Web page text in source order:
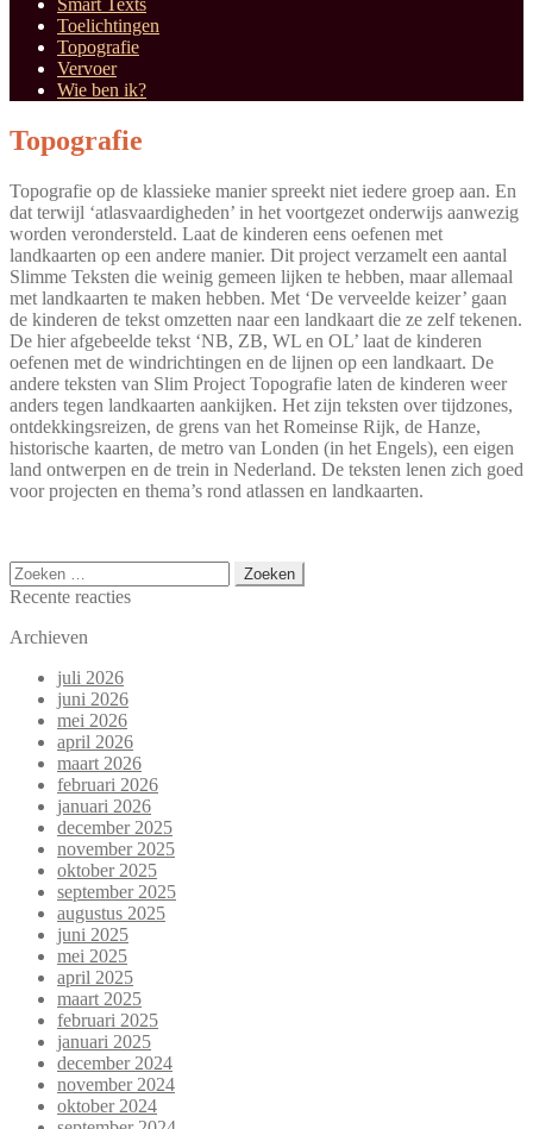
Smart Texts
Toelichtingen
Topografie
Vervoer
Wie ben ik?
Topografie
Topografie op de klassieke manier spreekt niet iedere groep aan. En
dat terwijl ‘atlasvaardigheden’ in het voortgezet onderwijs aanwezig
worden verondersteld. Laat de kinderen eens oefenen met
landkaarten op een andere manier. Dit project verzamelt een aantal
Slimme Teksten die weinig gemeen lijken te hebben, maar allemaal
met landkaarten te maken hebben. Met ‘De verveelde keizer’ gaan
de kinderen de tekst omzetten naar een landkaart die ze zelf tekenen.
De hier afgebeelde tekst ‘NB, ZB, WL en OL’ laat de kinderen
oefenen met de windrichtingen en de lijnen op een landkaart. De
andere teksten van Slim Project Topografie laten de kinderen weer
anders tegen landkaarten aankijken. Het zijn teksten over tijdzones,
ontdekkingsreizen, de grens van het Romeinse Rijk, de Hanze,
historische kaarten, de metro van Londen (in het Engels), een eigen
land ontwerpen en de trein in Nederland. De teksten lenen zich goed
voor projecten en thema’s rond atlassen en landkaarten.
Zoeken
naar:
Recente reacties
Archieven
juli 2026
juni 2026
mei 2026
april 2026
maart 2026
februari 2026
januari 2026
december 2025
november 2025
oktober 2025
september 2025
augustus 2025
juni 2025
mei 2025
april 2025
maart 2025
februari 2025
januari 2025
december 2024
november 2024
oktober 2024